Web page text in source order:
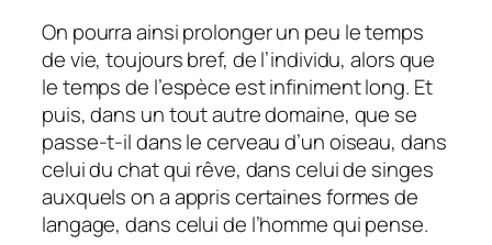
On pourra ainsi prolonger un peu le temps
de vie, toujours bref, de l’individu, alors que
le temps de l’espèce est infiniment long. Et
puis, dans un tout autre domaine, que se
passe-t-il dans le cerveau d’un oiseau, dans
celui du chat qui rêve, dans celui de singes
auxquels on a appris certaines formes de
langage, dans celui de l’homme qui pense.